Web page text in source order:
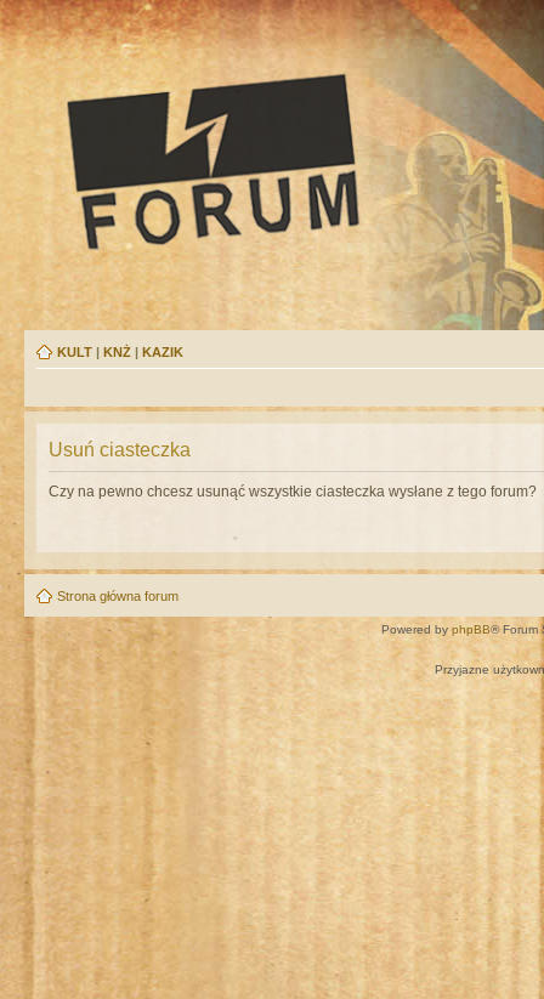
KULT | KNŻ | KAZIK
Usuń ciasteczka
Czy na pewno chcesz usunąć wszystkie ciasteczka wysłane z tego forum?
Strona główna forum
Powered by phpBB® Forum
Przyjazne